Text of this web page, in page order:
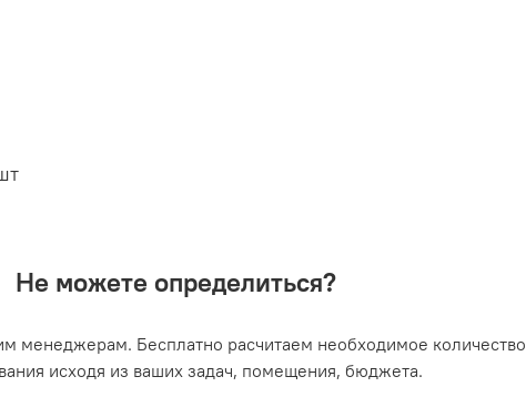
Не можете определиться?
менеджерам. Бесплатно расчитаем необходимое количество
исходя из ваших задач, помещения, бюджета.